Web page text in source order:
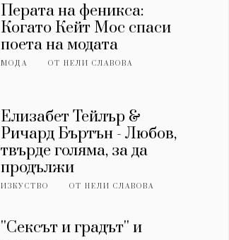
Перата на феникса:
Когато Кейт Мос спаси
поета на модата
МОДА ОТНЕЛИ СЛАВОВА
Елизабет Тейлър &
Ричард Бъртън - Любов,
твърде голяма, за да
продължи
ИЗКУСТВО ОТНЕЛИ СЛАВОВА
''Сексът и градът'' и